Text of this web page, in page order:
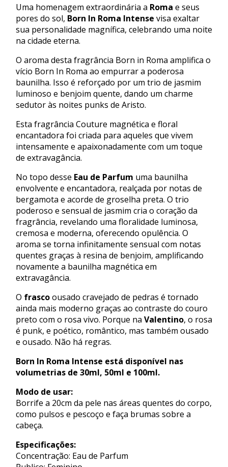
Uma homenagem extraordinária a Roma e seus
pores do sol, Born In Roma Intense visa exaltar
sua personalidade magnífica, celebrando uma noite
na cidade eterna.
O aroma desta fragrância Born in Roma amplifica o
vício Born In Roma ao empurrar a poderosa
baunilha. Isso é reforçado por um trio de jasmim
luminoso e benjoim quente, dando um charme
sedutor às noites punks de Aristo.
Esta fragrância Couture magnética e floral
encantadora foi criada para aqueles que vivem
intensamente e apaixonadamente com um toque
de extravagância.
No topo desse Eau de Parfum uma baunilha
envolvente e encantadora, realçada por notas de
bergamota e acorde de groselha preta. O trio
poderoso e sensual de jasmim cria o coração da
fragrância, revelando uma floralidade luminosa,
cremosa e moderna, oferecendo opulência. O
aroma se torna infinitamente sensual com notas
quentes graças à resina de benjoim, amplificando
novamente a baunilha magnética em
extravagância.
O frascoousado cravejado de pedras é tornado
ainda mais moderno graças ao contraste do couro
preto com o rosa vivo. Porque na Valentino, o rosa
é punk, e poético, romântico, mas também ousado
e ousado. Não há regras.
Born In Roma Intense está disponível nas
volumetrias de 30ml, 50ml e 100ml.
Modo de usar:
Borrife a 20cm da pele nas áreas quentes do corpo,
como pulsos e pescoço e faça brumas sobre a
cabeça.
Especificações:
Concentração: Eau de Parfum